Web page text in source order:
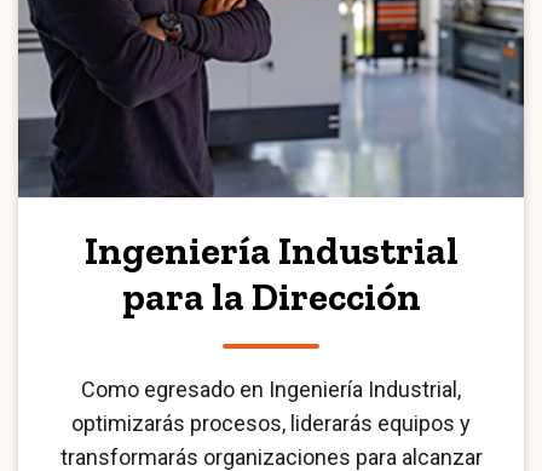
Ingeniería Industrial
para la Dirección
Como egresado en Ingeniería Industrial,
optimizarás procesos, liderarás equipos y
transformarás organizaciones para alcanzar